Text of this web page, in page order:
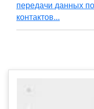
передачи данных
контактов...